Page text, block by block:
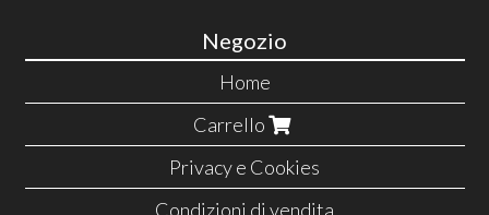
Negozio
Home
Carrello
Privacy e Cookies
Condizioni di vendita